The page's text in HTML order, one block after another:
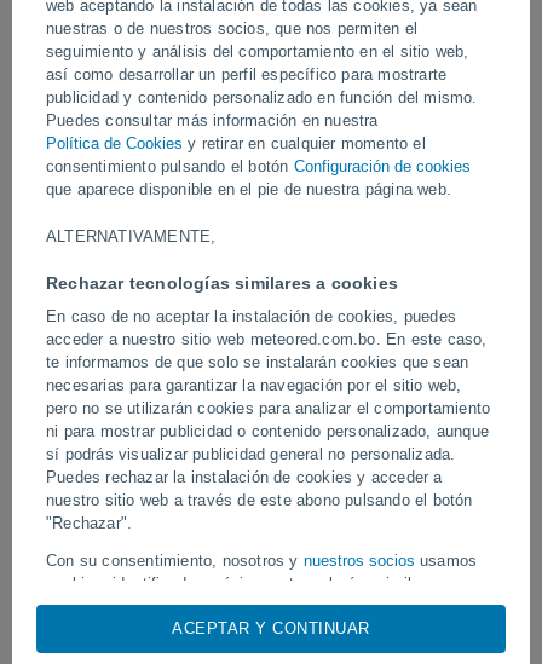
web aceptando la instalación de todas las cookies, ya sean
nuestras o de nuestros socios, que nos permiten el
seguimiento y análisis del comportamiento en el sitio web,
así como desarrollar un perfil específico para mostrarte
publicidad y contenido personalizado en función del mismo.
Puedes consultar más información en nuestra
Política de Cookies y retirar en cualquier momento el
consentimiento pulsando el botón Configuración de cookies
que aparece disponible en el pie de nuestra página web.
ALTERNATIVAMENTE,
Rechazar tecnologías similares a cookies
En caso de no aceptar la instalación de cookies, puedes
acceder a nuestro sitio web meteored.com.bo. En este caso,
te informamos de que solo se instalarán cookies que sean
necesarias para garantizar la navegación por el sitio web,
pero no se utilizarán cookies para analizar el comportamiento
ni para mostrar publicidad o contenido personalizado, aunque
sí podrás visualizar publicidad general no personalizada.
Puedes rechazar la instalación de cookies y acceder a
nuestro sitio web a través de este abono pulsando el botón
"Rechazar".
Con su consentimiento, nosotros y nuestros socios usamos
cookies, identificadores únicos o tecnologías similares para
almacenar, acceder y procesar datos personales como su
visita en este sitio web, las direcciones IP y los
identificadores de cookies. Es posible que algunos
ACEPTAR Y CONTINUAR
Rusia. El fenómeno llegó de forma
repentina, sorprendiendo a los
vecinos
Estos flujos descendieron y afectaron zonas urbanas, carreteras
—incluida la autopista federal— y hospitales, lo que obligó a
evacuar varios barrios.
Vídeos
Hace 5 horas
Un rayo impactó en un campo de
fútbol en Narathiwat, Tailandia.
Erupción y actividad
volcán de Fuego,